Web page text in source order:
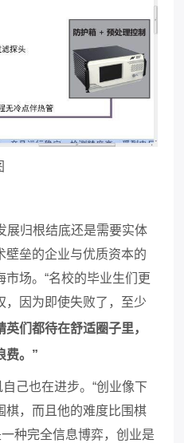
展归根结底还是需要实体
壁垒的企业与优质资本的
场。“名校的毕业生们更
，因为即使失败了，至少
英们都待在舒适圈子里，
。 ”
己也在进步。“创业像下
棋，而且他的难度比围棋
种完全信息博弈，创业是